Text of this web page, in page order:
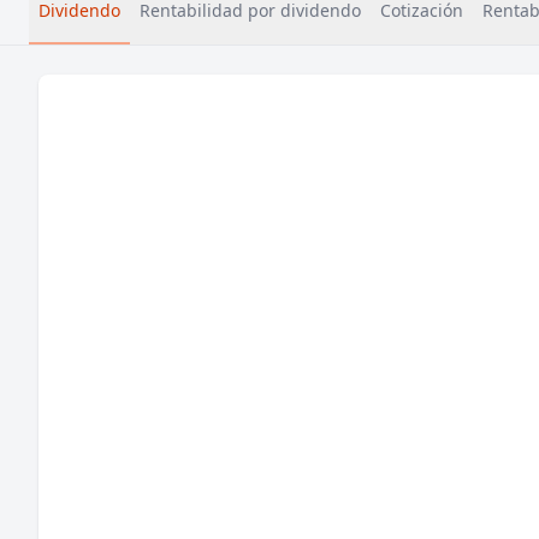
Dividendo Rentabilidad por dividendo Cotización